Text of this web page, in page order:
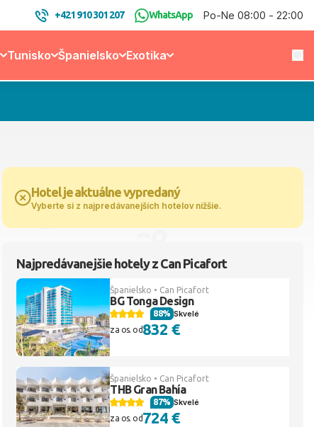
+421 910 301 207 WhatsApp Po-Ne 08:00 - 22:00
Tunisko Španielsko Exotika
Hotel je aktuálne vypredaný
Vyberte si z najpredávanejších hotelov nižšie.
Najpredávanejšie hotely z Can Picafort
Španielsko • Can Picafort
BG Tonga Design
Skvelé
88%
za os. od832 €
Španielsko • Can Picafort
THB Gran Bahía
Skvelé
87%
za os. od724 €